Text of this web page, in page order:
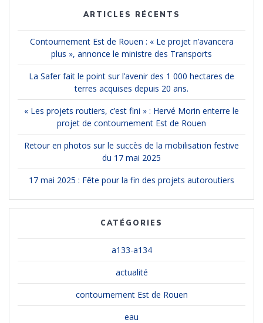
ARTICLES RÉCENTS
Contournement Est de Rouen : « Le projet n’avancera
plus », annonce le ministre des Transports
La Safer fait le point sur l’avenir des 1 000 hectares de
terres acquises depuis 20 ans.
« Les projets routiers, c’est fini » : Hervé Morin enterre le
projet de contournement Est de Rouen
Retour en photos sur le succès de la mobilisation festive
du 17 mai 2025
17 mai 2025 : Fête pour la fin des projets autoroutiers
CATÉGORIES
a133-a134
actualité
contournement Est de Rouen
eau